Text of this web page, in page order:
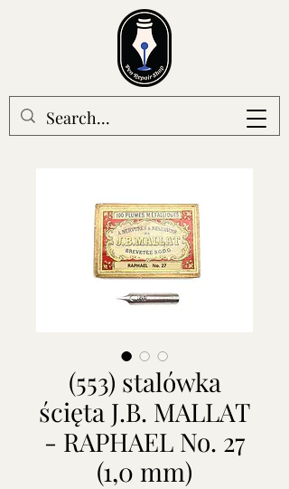
(553) stalówka
ścięta J.B. MALLAT
- RAPHAEL No. 27
(1,0 mm)